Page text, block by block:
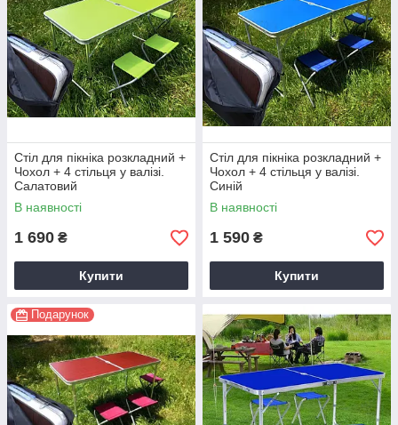
Стіл для пікніка розкладний +
Чохол + 4 стільця у валізі.
Салатовий
В наявності
1 690 ₴
Купити
Стіл для пікніка розкладний +
Чохол + 4 стільця у валізі.
Синій
В наявності
1 590 ₴
Купити
Подарунок